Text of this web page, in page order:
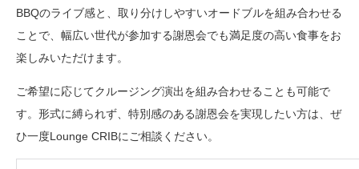
BBQのライブ感と、取り分けしやすいオードブルを組み合わせる
ことで、幅広い世代が参加する謝恩会でも満足度の高い食事をお
楽しみいただけます。
ご希望に応じてクルージング演出を組み合わせることも可能で
す。形式に縛られず、特別感のある謝恩会を実現したい方は、ぜ
ひ一度Lounge CRIBにご相談ください。